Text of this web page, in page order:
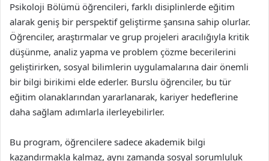
Psikoloji Bölümü öğrencileri, farklı disiplinlerde eğitim
alarak geniş bir perspektif geliştirme şansına sahip olurlar.
Öğrenciler, araştırmalar ve grup projeleri aracılığıyla kritik
düşünme, analiz yapma ve problem çözme becerilerini
geliştirirken, sosyal bilimlerin uygulamalarına dair önemli
bir bilgi birikimi elde ederler. Burslu öğrenciler, bu tür
eğitim olanaklarından yararlanarak, kariyer hedeflerine
daha sağlam adımlarla ilerleyebilirler.
Bu program, öğrencilere sadece akademik bilgi
kazandırmakla kalmaz, aynı zamanda sosyal sorumluluk